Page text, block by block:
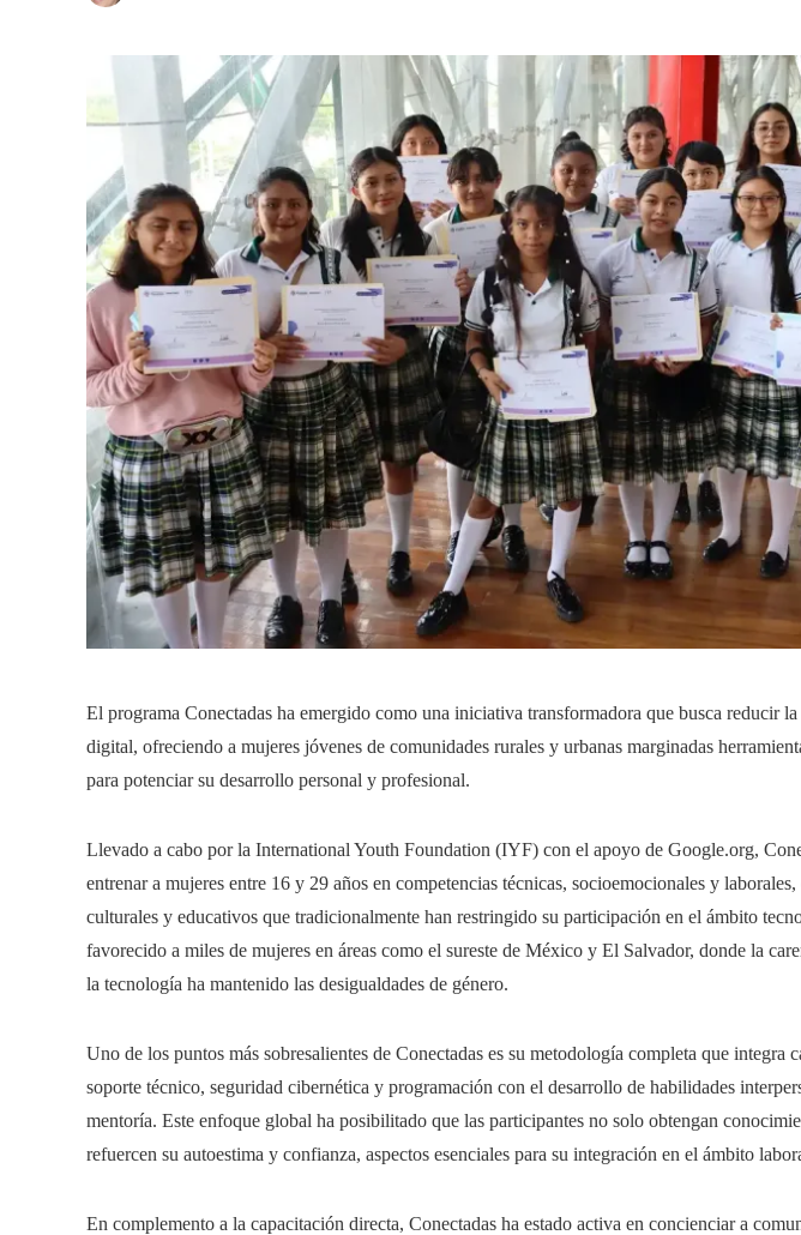
El programa Conectadas ha emergido como una iniciativa transformadora que busca reducir
digital, ofreciendo a mujeres jóvenes de comunidades rurales y urbanas marginadas
para potenciar su desarrollo personal y profesional.
Llevado a cabo por la International Youth Foundation (IYF) con el apoyo de Google.org,
entrenar a mujeres entre 16 y 29 años en competencias técnicas, socioemocionales y
culturales y educativos que tradicionalmente han restringido su participación en el ámbito
favorecido a miles de mujeres en áreas como el sureste de México y El Salvador, donde la
la tecnología ha mantenido las desigualdades de género.
Uno de los puntos más sobresalientes de Conectadas es su metodología completa que integra
soporte técnico, seguridad cibernética y programación con el desarrollo de habilidades
mentoría. Este enfoque global ha posibilitado que las participantes no solo obtengan
refuercen su autoestima y confianza, aspectos esenciales para su integración en el ámbito
En complemento a la capacitación directa, Conectadas ha estado activa en concienciar a